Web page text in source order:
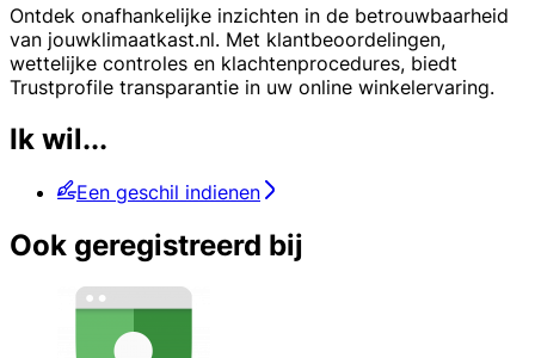
Ontdek onafhankelijke inzichten in de betrouwbaarheid
van jouwklimaatkast.nl. Met klantbeoordelingen,
wettelijke controles en klachtenprocedures, biedt
Trustprofile transparantie in uw online winkelervaring.
Ik wil...
Een geschil indienen
Ook geregistreerd bij